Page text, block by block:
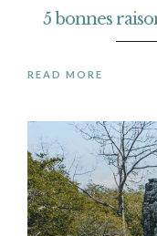
5 bonnes
READ MORE